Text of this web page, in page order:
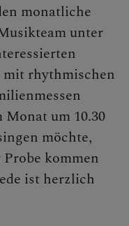
monatliche
unter
mit rhythmischen
um 10.30
möchte,
kommen
ist herzlich